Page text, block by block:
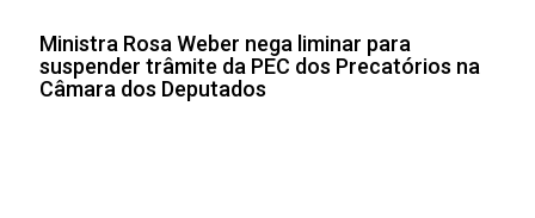
Ministra Rosa Weber nega liminar para
suspender trâmite da PEC dos Precatórios na
Câmara dos Deputados